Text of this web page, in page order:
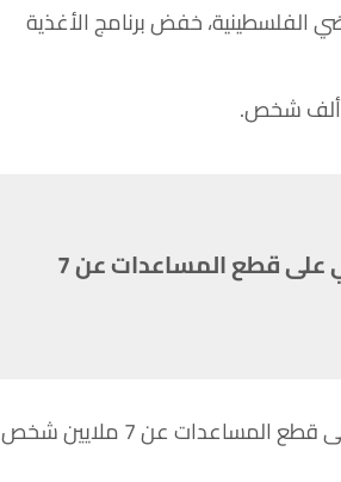
إلى 2.5 مليون منهم. وفي الأراضي الفلسطينية، خفض برنامج الأغذية
فجوة التمويل الضخمة في اليمن ستجبر برنامج الأغذية العالمي على قطع المساعدات عن 7
وقال سكاو إن فجوة التمويل الضخمة في اليمن ستجبر برنامج الأغذية العالمي على قطع المساعدات عن 7 ملايين شخص